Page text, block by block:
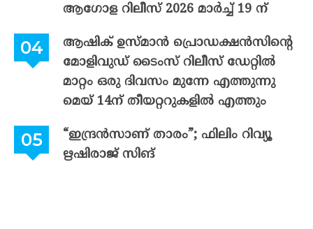
ആഗോള റിലീസ് 2026 മാർച്ച് 19 ന്
ആഷിക് ഉസ്മാൻ പ്രൊഡക്ഷൻസിന്റെ
മോളിവുഡ് ടൈംസ് റിലീസ് ഡേറ്റിൽ
മാറ്റം ഒരു ദിവസം മുന്നേ എത്തുന്നു
മെയ് 14ന് തീയറ്ററുകളിൽ എത്തും
“ഇന്ദ്രൻസാണ് താരം”; ഫിലിം റിവ്യൂ
ഋഷിരാജ് സിങ്